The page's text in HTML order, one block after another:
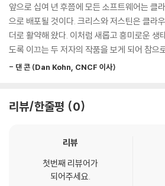
진하고, 공동체와 더불어 함께 배운 지식을 자
을 줄 수 있기를 바란다.--- 지은이의 말 중에
클라우드는 만드는 사람이나 사용하는 사람이
시대의 인프라스트럭처는 회사나 본인이 직접
기에다가 가상머신과 컨테이너까지 더해졌다.
아웃소싱 또는 오프쇼어off-shore(완전히 남
를 사용하고 있다. 복잡도가 너무 높아져서, 이
우드 네이티브 방식으로 인프라스트럭처를
리자는 이 책에서 교훈을 얻을 수 있다.
퍼블릭 클라우드에서 모든 인프라스트럭처를
언제 클라우드 서비스를 도입해 사용할 것인지
현대적인 애플리케이션이 인프라스트럭처에
이 책은 사용법을 설명하지 않고, 구현 예를 제
을 처방하지도 않는다. 아마도 관리자나 이사,
앞으로 십여 년 후쯤에 모든 소프트웨어는 클
으로 배포될 것이다. 크리스와 저스틴은 클라
더로 활약해 왔다. 이처럼 새롭고 흥미로운 생
도록 이끄는 두 저자의 작품을 보게 되어 참으
- 댄 콘 (Dan Kohn, CNCF 이사)
리뷰/한줄평 0
리뷰
첫번째 리뷰어가
되어주세요.